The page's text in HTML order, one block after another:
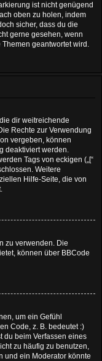
ist nicht genügend
oben zu holen, indem
sicher, dass du die
gerne gesehen, wenn
geantwortet wird.
dir weitreichende
Rechte zur Verwendung
vergeben, können
deaktiviert werden.
Tags von eckigen („[“
Weitere
Hilfe-Seite, die von
zu verwenden. Die
können über BBCode
um ein Gefühl
Code, z. B. bedeutet :)
du beim Verfassen eines
zu häufig zu benutzen,
und ein Moderator könnte